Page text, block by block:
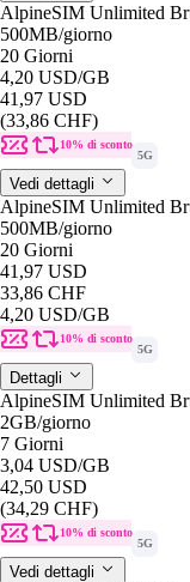
AlpineSIM Unlimited
500MB/giorno
20 Giorni
4,20 USD/GB
41,97 USD
(33,86 CHF)
10% di sconto
5G
Vedi dettagli
AlpineSIM Unlimited
500MB/giorno
20 Giorni
41,97 USD
33,86 CHF
4,20 USD/GB
10% di sconto
5G
Dettagli
AlpineSIM Unlimited
2GB/giorno
7 Giorni
3,04 USD/GB
42,50 USD
(34,29 CHF)
10% di sconto
5G
Vedi dettagli